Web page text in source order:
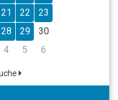
21 22
23
28 29
30
4 5 6